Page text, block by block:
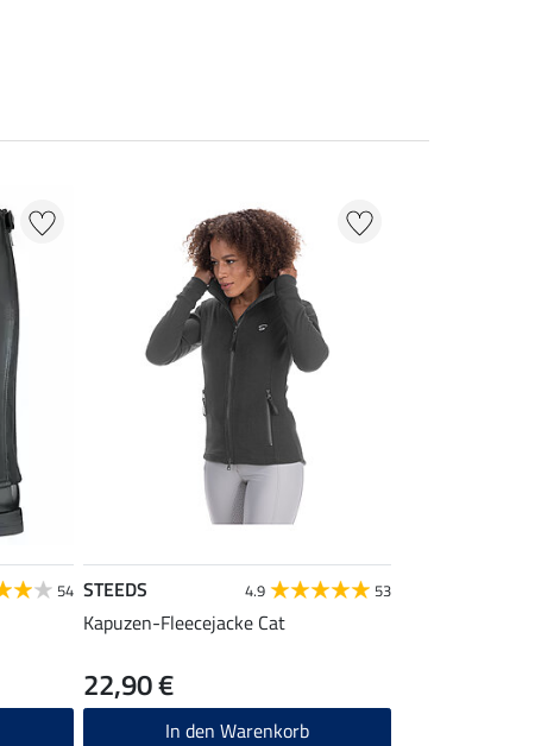
54 STEEDS 4.9 53
Kapuzen-Fleecejacke Cat
22,90 €
In den Warenkorb